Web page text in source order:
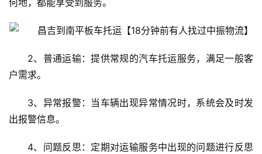
何地，都能享受到服务。
2、普通运输：提供常规的汽车托运服务，满足一般客
户需求。
3、异常报警：当车辆出现异常情况时，系统会及时发
出报警信息。
4、问题反思：定期对运输服务中出现的问题进行反思